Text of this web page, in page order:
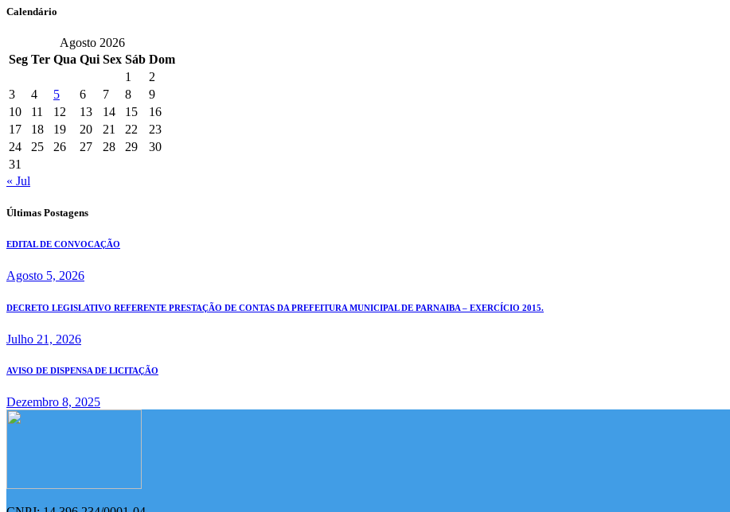
Calendário
Agosto 2026
Seg Ter Qua Qui Sex Sáb Dom
1
2
3
4 5 6 7 8
9
10
11 12 13 14 15
16
17
18 19 20 21 22
23
24
25 26 27 28 29
30
31
« Jul
Últimas Postagens
EDITAL DE CONVOCAÇÃO
Agosto 5, 2026
DECRETO LEGISLATIVO REFERENTE PRESTAÇÃO DE CONTAS DA PREFEITURA MUNICIPAL DE PARNAIBA – EXERCÍCIO 2015.
Julho 21, 2026
AVISO DE DISPENSA DE LICITAÇÃO
Dezembro 8, 2025